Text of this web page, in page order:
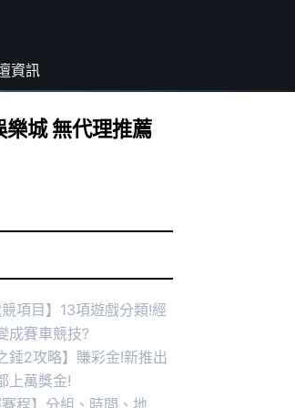
資訊
樂城 無代理推薦
項目】13項遊戲分類!經
成賽車競技?
錘2攻略】賺彩金!新推出
上萬獎金!
賽程】分組、時間、地